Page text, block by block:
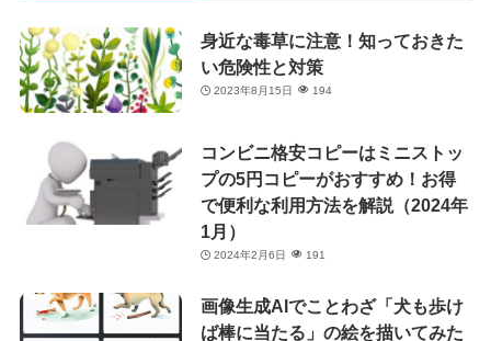
身近な毒草に注意！知っておきた
い危険性と対策
2023年8月15日 194
コンビニ格安コピーはミニストッ
プの5円コピーがおすすめ！お得
で便利な利用方法を解説（2024年
1月）
2024年2月6日 191
画像生成AIでことわざ「犬も歩け
ば棒に当たる」の絵を描いてみた